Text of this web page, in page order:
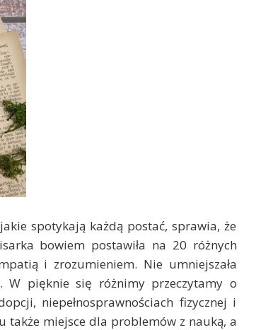
spotykają każdą postać, sprawia, że
bowiem postawiła na 20 różnych
i zrozumieniem. Nie umniejszała
W pięknie się różnimy przeczytamy o
niepełnosprawnościach fizycznej i
także miejsce dla problemów z nauką, a